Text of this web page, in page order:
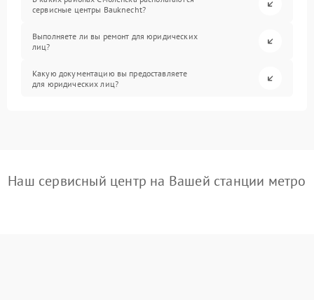
сервисные центры Bauknecht?
Выполняете ли вы ремонт для юридических
лиц?
Какую документацию вы предоставляете
для юридических лиц?
Наш сервисный центр на Вашей станции метро